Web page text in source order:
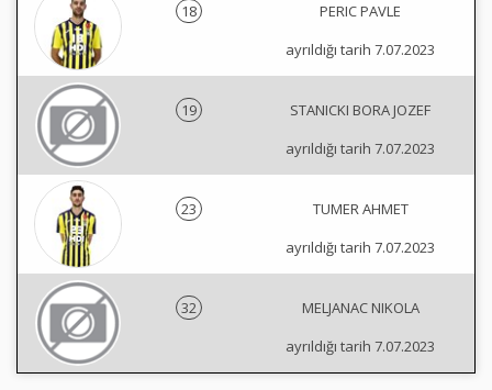
18
PERIC PAVLE
ayrıldığı tarih 7.07.2023
19
STANICKI BORA JOZEF
ayrıldığı tarih 7.07.2023
23
TUMER AHMET
ayrıldığı tarih 7.07.2023
32
MELJANAC NIKOLA
ayrıldığı tarih 7.07.2023